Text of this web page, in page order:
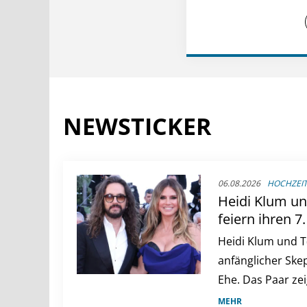
NEWSTICKER
06.08.2026
Heidi Klum
feiern ihren
ist ihre
Heidi Klum und
anfänglicher
Ehe. Das Paar
festes Tempo
MEHR